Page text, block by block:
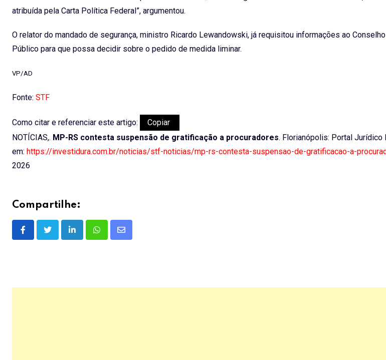
atribuída pela Carta Política Federal”, argumentou.
O relator do mandado de segurança, ministro Ricardo Lewandowski, já requisitou informações ao
Público para que possa decidir sobre o pedido de medida liminar.
VP/AD
Fonte: STF
Como citar e referenciar este artigo:
Copiar
NOTÍCIAS,. MP-RS contesta suspensão de gratificação a procuradores. Florianópolis: Portal
em: https://investidura.com.br/noticias/stf-noticias/mp-rs-contesta-suspensao-de-gratificacao-a-
2026
Compartilhe:
LinkedInWhatsappShare